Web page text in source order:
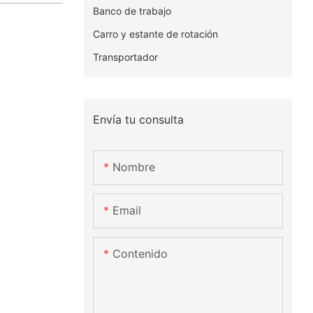
Banco de trabajo
Carro y estante de rotación
Transportador
Envía tu consulta
Nombre
Email
Contenido